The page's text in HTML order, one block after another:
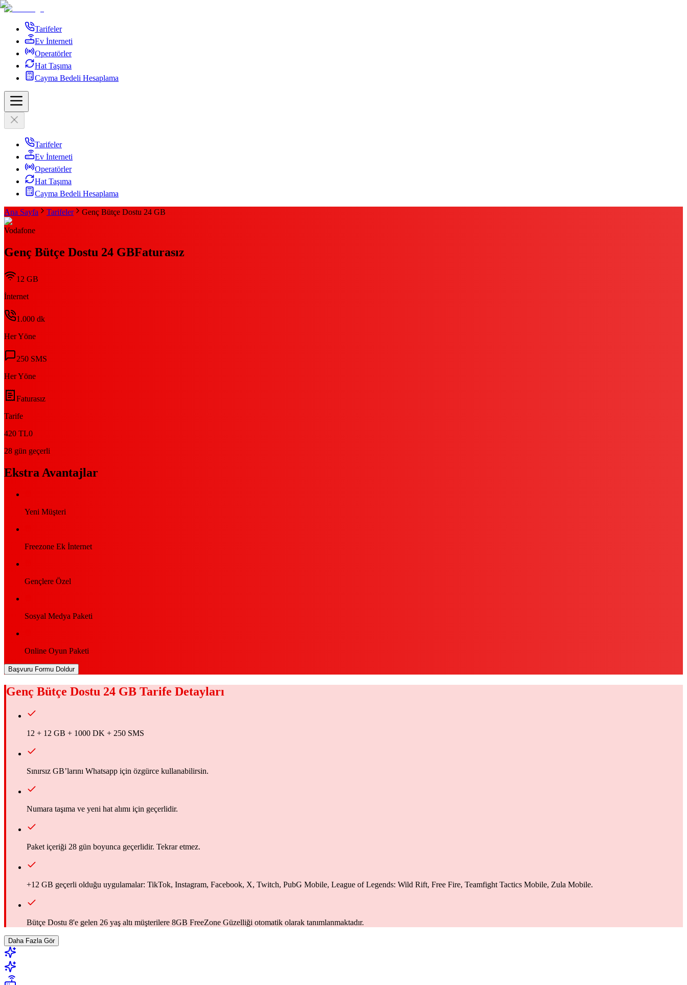
Tarifeler
Ev İnterneti
Operatörler
Hat Taşıma
Cayma Bedeli Hesaplama
Tarifeler
Ev İnterneti
Operatörler
Hat Taşıma
Cayma Bedeli Hesaplama
Ana Sayfa Tarifeler Genç Bütçe Dostu 24 GB
Vodafone
Genç Bütçe Dostu 24 GBFaturasız
12 GB
İnternet
1.000 dk
Her Yöne
250 SMS
Her Yöne
Faturasız
Tarife
420 TL0
28 gün geçerli
Ekstra Avantajlar
Yeni Müşteri
Freezone Ek İnternet
Gençlere Özel
Sosyal Medya Paketi
Online Oyun Paketi
Başvuru Formu Doldur
Genç Bütçe Dostu 24 GB Tarife Detayları
12 + 12 GB + 1000 DK + 250 SMS
Sınırsız GB’larını Whatsapp için özgürce kullanabilirsin.
Numara taşıma ve yeni hat alımı için geçerlidir.
Paket içeriği 28 gün boyunca geçerlidir. Tekrar etmez.
+12 GB geçerli olduğu uygulamalar: TikTok, Instagram, Facebook, X, Twitch, PubG Mobile, League of Legends: Wild Rift, Free Fire, Teamfight Tactics Mobile, Zula Mobile.
Bütçe Dostu 8'e gelen 26 yaş altı müşterilere 8GB FreeZone Güzelliği otomatik olarak tanımlanmaktadır.
Daha Fazla Gör